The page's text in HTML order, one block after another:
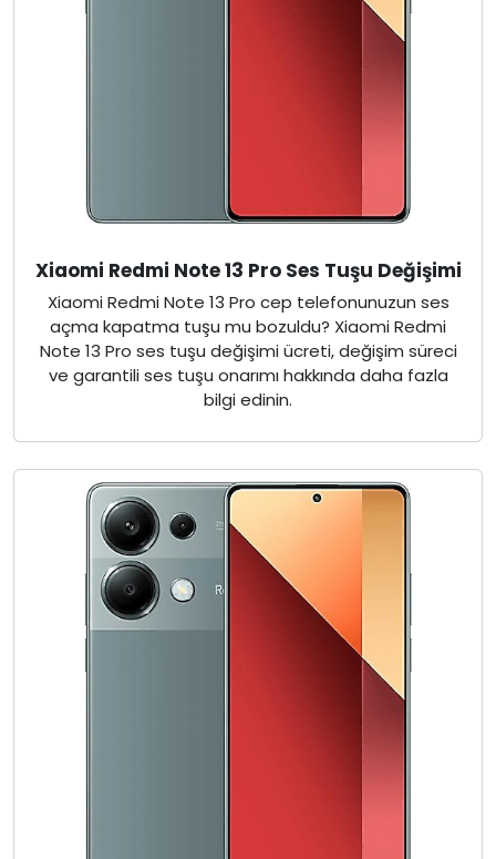
Xiaomi Redmi Note 13 Pro Ses Tuşu Değişimi
Xiaomi Redmi Note 13 Pro cep telefonunuzun ses
açma kapatma tuşu mu bozuldu? Xiaomi Redmi
Note 13 Pro ses tuşu değişimi ücreti, değişim süreci
ve garantili ses tuşu onarımı hakkında daha fazla
bilgi edinin.